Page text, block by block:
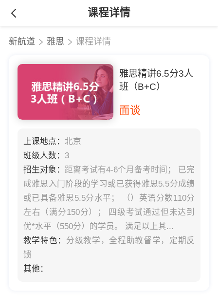
课程详情
新航道 雅思 课程详情
雅思精讲6.5分3人
班（B+C）
面谈
上课地点： 北京
班级人数： 3
招生对象： 距离考试有4-6个月备考时间； 已完
成雅思入门阶段的学习或已获得雅思5.5分成绩
或已具备雅思5.5分水平； （）英语分数110分
左右（满分150分）； 四级考试通过但未达到
优*水平（550分）的学员。 满足以上其...
教学特色： 分级教学，全程助教督学，定期反
馈
其他：